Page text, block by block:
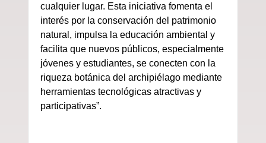
cualquier lugar. Esta iniciativa fomenta el
interés por la conservación del patrimonio
natural, impulsa la educación ambiental y
facilita que nuevos públicos, especialmente
jóvenes y estudiantes, se conecten con la
riqueza botánica del archipiélago mediante
herramientas tecnológicas atractivas y
participativas”.